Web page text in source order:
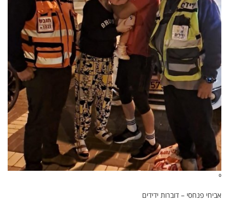
⁰
אביחי פנחסי – דוברות ידידים